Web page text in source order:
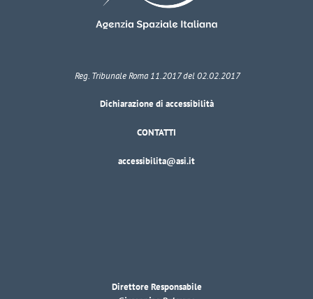
Reg. Tribunale Roma 11.2017 del 02.02.2017
Dichiarazione di accessibilità
CONTATTI
accessibilita@asi.it
Direttore Responsabile